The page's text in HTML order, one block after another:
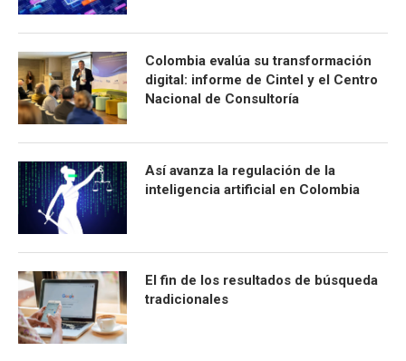
Colombia evalúa su transformación
digital: informe de Cintel y el Centro
Nacional de Consultoría
Así avanza la regulación de la
inteligencia artificial en Colombia
El fin de los resultados de búsqueda
tradicionales